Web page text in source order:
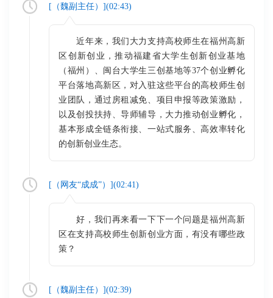
[（魏副主任）](02:43)
近年来，我们大力支持高校师生在福州高新
区创新创业，推动福建省大学生创新创业基地
（福州）、闽台大学生三创基地等37个创业孵化
平台落地高新区，对入驻这些平台的高校师生创
业团队，通过房租减免、项目申报等政策激励，
以及创投扶持、导师辅导，大力推动创业孵化，
基本形成全链条衔接、一站式服务、高效率转化
的创新创业生态。
[（ 网友“成成”）](02:41)
好，我们再来看一下下一个问题是福州高新
区在支持高校师生创新创业方面，有没有哪些政
策？
[（魏副主任）](02:39)